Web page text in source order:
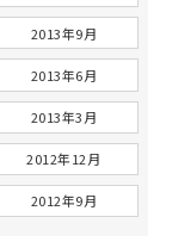
2013年9月
2013年6月
2013年3月
2012年12月
2012年9月